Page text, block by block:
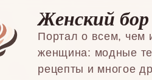
Женский бор
Портал о всем, чем
женщина: модные
рецепты и многое